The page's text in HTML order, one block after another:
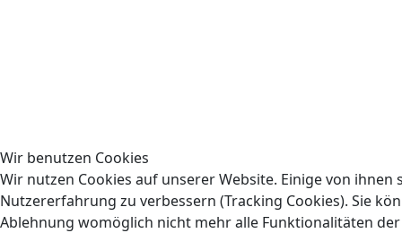
Wir benutzen Cookies
Wir nutzen Cookies auf unserer Website. Einige von
Nutzererfahrung zu verbessern (Tracking Cookies). Sie
Ablehnung womöglich nicht mehr alle Funktionalitäten